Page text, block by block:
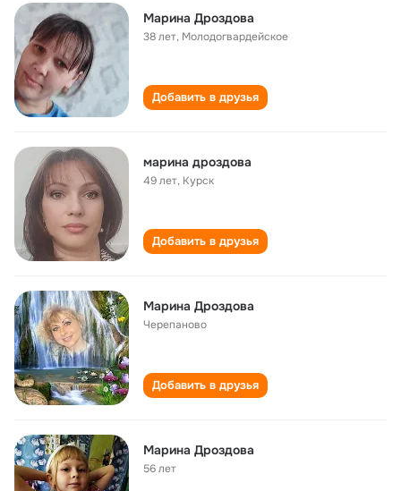
Марина Дроздова
38 лет, Молодогвардейское
Добавить в друзья
марина дроздова
49 лет, Курск
Добавить в друзья
Марина Дроздова
Черепаново
Добавить в друзья
Марина Дроздова
56 лет